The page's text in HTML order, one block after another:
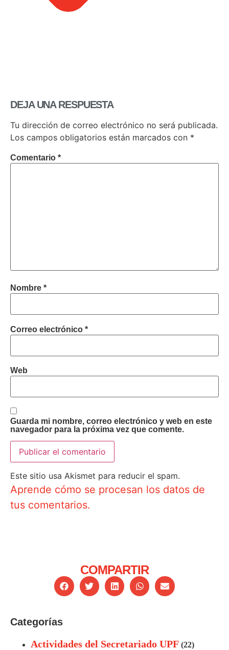
DEJA UNA RESPUESTA
Tu dirección de correo electrónico no será publicada.
Los campos obligatorios están marcados con *
Comentario *
Nombre *
Correo electrónico *
Web
Guarda mi nombre, correo electrónico y web en este
navegador para la próxima vez que comente.
Este sitio usa Akismet para reducir el spam.
Aprende cómo se procesan los datos de
tus comentarios.
COMPARTIR
Categorías
Actividades del Secretariado UPF (22)